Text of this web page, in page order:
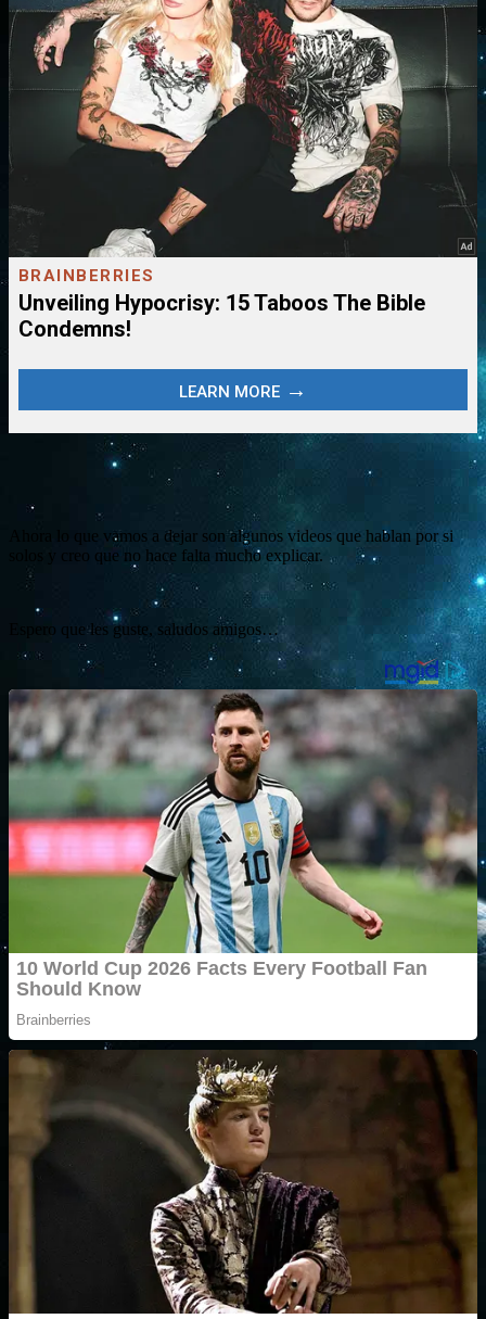
Ahora lo que vamos a dejar son algunos videos que hablan por si
solos y creo que no hace falta mucho explicar.
Espero que les guste, saludos amigos…